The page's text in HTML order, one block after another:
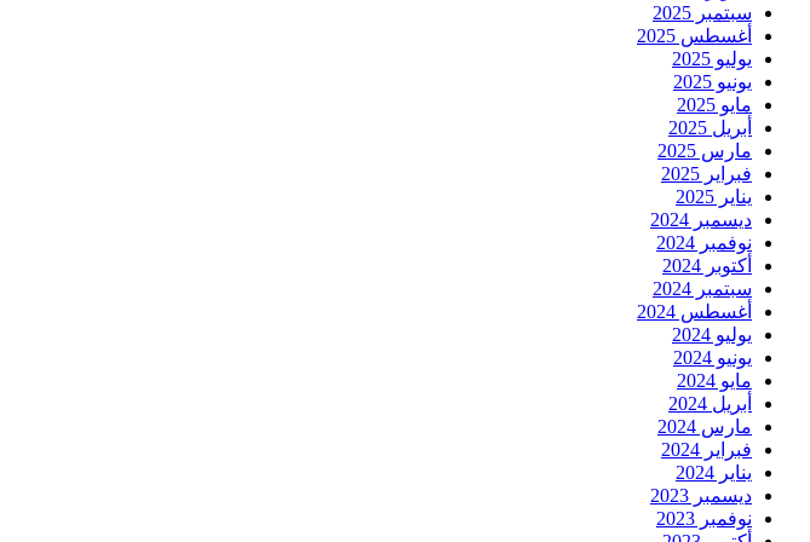
سبتمبر 2025
أغسطس 2025
يوليو 2025
يونيو 2025
مايو 2025
أبريل 2025
مارس 2025
فبراير 2025
يناير 2025
ديسمبر 2024
نوفمبر 2024
أكتوبر 2024
سبتمبر 2024
أغسطس 2024
يوليو 2024
يونيو 2024
مايو 2024
أبريل 2024
مارس 2024
فبراير 2024
يناير 2024
ديسمبر 2023
نوفمبر 2023